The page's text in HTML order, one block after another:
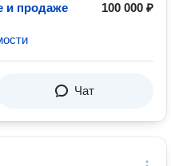
и продаже
100 000 ₽
Чат